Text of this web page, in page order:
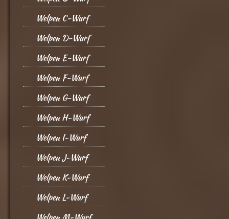
Welpen C-Wurf
Welpen D-Wurf
Welpen E-Wurf
Welpen F-Wurf
Welpen G-Wurf
Welpen H-Wurf
Welpen I-Wurf
Welpen J-Wurf
Welpen K-Wurf
Welpen L-Wurf